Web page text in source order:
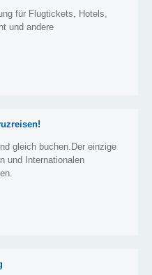
für Flugtickets, Hotels,
und andere
gleich buchen.Der einzige
und Internationalen